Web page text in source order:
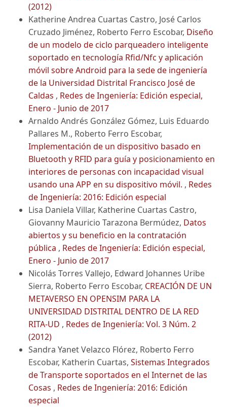
(2012)
Katherine Andrea Cuartas Castro, José Carlos
Cruzado Jiménez, Roberto Ferro Escobar, Diseño
de un modelo de ciclo parqueadero inteligente
soportado en tecnología Rfid/Nfc y aplicación
móvil sobre Android para la sede de ingeniería
de la Universidad Distrital Francisco José de
Caldas , Redes de Ingeniería: Edición especial,
Enero - Junio de 2017
Arnaldo Andrés González Gómez, Luis Eduardo
Pallares M., Roberto Ferro Escobar,
Implementación de un dispositivo basado en
Bluetooth y RFID para guía y posicionamiento en
interiores de personas con incapacidad visual
usando una APP en su dispositivo móvil. , Redes
de Ingeniería: 2016: Edición especial
Lisa Daniela Villar, Katherine Cuartas Castro,
Giovanny Mauricio Tarazona Bermúdez, Datos
abiertos y su beneficio en la contratación
pública , Redes de Ingeniería: Edición especial,
Enero - Junio de 2017
Nicolás Torres Vallejo, Edward Johannes Uribe
Sierra, Roberto Ferro Escobar, CREACIÓN DE UN
METAVERSO EN OPENSIM PARA LA
UNIVERSIDAD DISTRITAL DENTRO DE LA RED
RITA-UD , Redes de Ingeniería: Vol. 3 Núm. 2
(2012)
Sandra Yanet Velazco Flórez, Roberto Ferro
Escobar, Katherin Cuartas, Sistemas Integrados
de Transporte soportados en el Internet de las
Cosas , Redes de Ingeniería: 2016: Edición
especial